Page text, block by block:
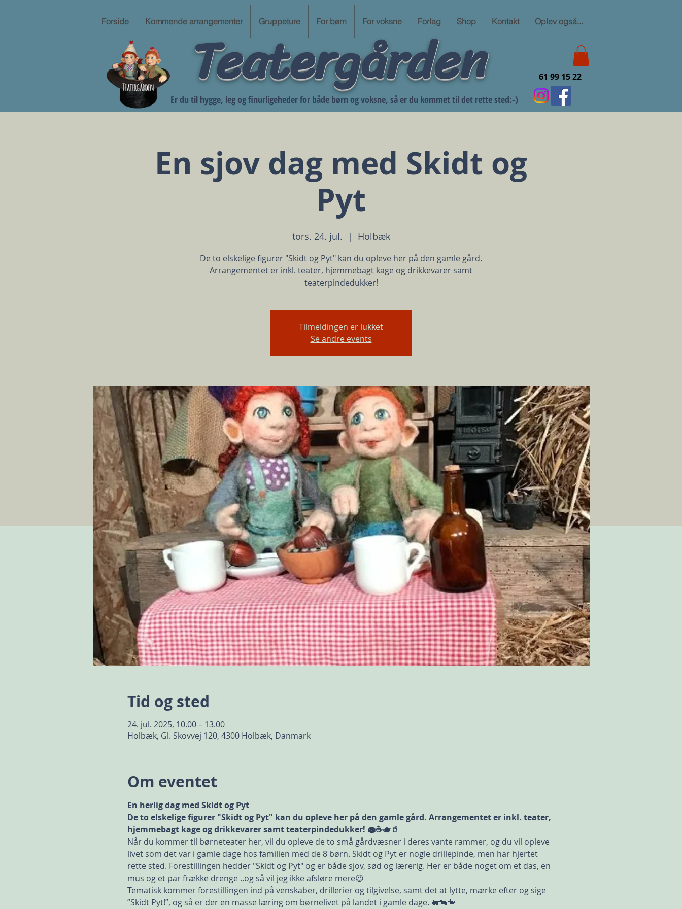
Teatergården 61 99 15 22
Forside Kommende arrangementer Gruppeture For børn For voksne Forlag Shop Kontakt Oplev også...
Er du til hygge, leg og finurligeheder for både børn og voksne, så er du kommet til det rette sted:-)
En sjov dag med Skidt og
Pyt
tors. 24. jul.
  |
Holbæk
De to elskelige figurer "Skidt og Pyt" kan du opleve her på den gamle gård.
Arrangementet er inkl. teater, hjemmebagt kage og drikkevarer samt
teaterpindedukker!
Tilmeldingen er lukket
Se andre events
Tid og sted
24. jul. 2025, 10.00 – 13.00
Holbæk, Gl. Skovvej 120, 4300 Holbæk, Danmark
Om eventet
En herlig dag med Skidt og Pyt
De to elskelige figurer "Skidt og Pyt" kan du opleve her på den gamle gård. Arrangementet er inkl. teater,
hjemmebagt kage og drikkevarer samt teaterpindedukker! 🧁☕🫖🥤
Når du kommer til børneteater her, vil du opleve de to små gårdvæsner i deres vante rammer, og du vil opleve
livet som det var i gamle dage hos familien med de 8 børn. Skidt og Pyt er nogle drillepinde, men har hjertet
rette sted. Forestillingen hedder "Skidt og Pyt" og er både sjov, sød og lærerig. Her er både noget om et das, en
mus og et par frække drenge ..og så vil jeg ikke afsløre mere😉
​Tematisk kommer forestillingen ind på venskaber, drillerier og tilgivelse, samt det at lytte, mærke efter og sige
”Skidt Pyt!”, og så er der en masse læring om børnelivet på landet i gamle dage. 🐖🐄🐎